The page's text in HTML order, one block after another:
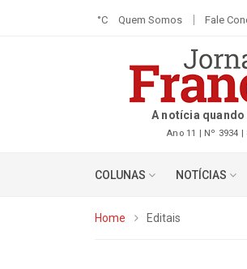
°C Quem Somos Fale
A notícia
Ano 11 | Nº 3934 |
COLUNAS NOTÍCIAS
Home Editais